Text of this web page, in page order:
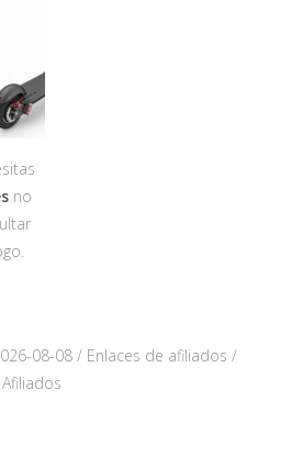
no
08-08 / Enlaces de afiliados /